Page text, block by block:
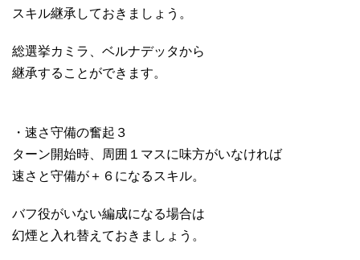
スキル継承しておきましょう。
総選挙カミラ、ベルナデッタから
継承することができます。
・速さ守備の奮起３
ターン開始時、周囲１マスに味方がいなければ
速さと守備が＋６になるスキル。
バフ役がいない編成になる場合は
幻煙と入れ替えておきましょう。